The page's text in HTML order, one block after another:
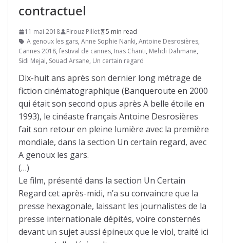
contractuel
11 mai 2018 Firouz Pillet
5 min read
A genoux les gars, Anne Sophie Nanki, Antoine Desrosières,
Cannes 2018, festival de cannes, Inas Chanti, Mehdi Dahmane,
Sidi Mejai, Souad Arsane, Un certain regard
Dix-huit ans après son dernier long métrage de
fiction cinématographique (Banqueroute en 2000
qui était son second opus après A belle étoile en
1993), le cinéaste français Antoine Desrosières
fait son retour en pleine lumière avec la première
mondiale, dans la section Un certain regard, avec
A genoux les gars.
(…)
Le film, présenté dans la section Un Certain
Regard cet après-midi, n’a su convaincre que la
presse hexagonale, laissant les journalistes de la
presse internationale dépités, voire consternés
devant un sujet aussi épineux que le viol, traité ici